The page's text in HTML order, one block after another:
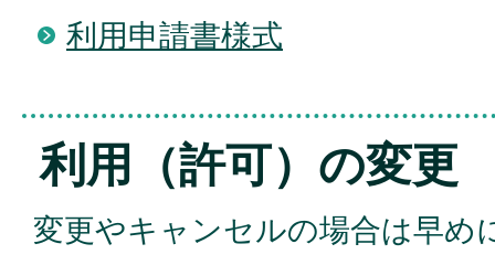
利用申請書様式
利用（許可）の変更
変更やキャンセルの場合は早め